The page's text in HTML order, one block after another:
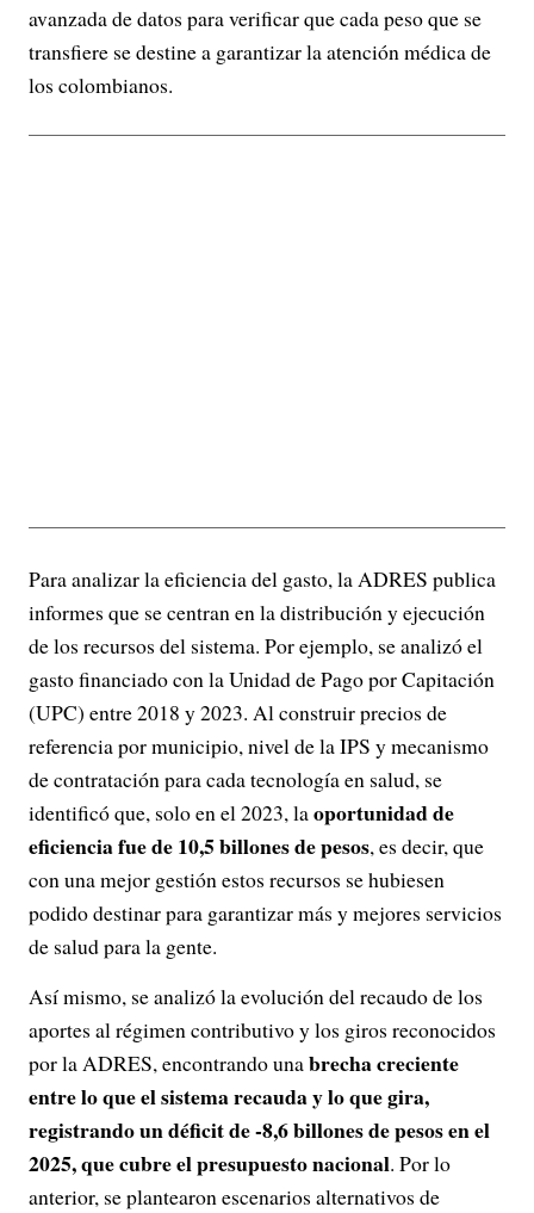
avanzada de datos para verificar que cada peso que se
transfiere se destine a garantizar la atención médica de
los colombianos.
Para analizar la eficiencia del gasto, la ADRES publica
informes que se centran en la distribución y ejecución
de los recursos del sistema. Por ejemplo, se analizó el
gasto financiado con la Unidad de Pago por Capitación
(UPC) entre 2018 y 2023. Al construir precios de
referencia por municipio, nivel de la IPS y mecanismo
de contratación para cada tecnología en salud, se
identificó que, solo en el 2023, laoportunidad de
eficiencia fue de 10,5 billones de pesos, es decir, que
con una mejor gestión estos recursos se hubiesen
podido destinar para garantizar más y mejores servicios
de salud para la gente.
Así mismo, se analizó la evolución del recaudo de los
aportes al régimen contributivo y los giros reconocidos
por la ADRES, encontrando unabrecha creciente
entre lo que el sistema recauda y lo que gira,
registrando un déficit de -8,6 billones de pesos en el
2025, que cubre el presupuesto nacional. Por lo
anterior, se plantearon escenarios alternativos de